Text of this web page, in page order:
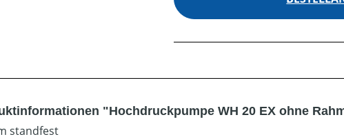
"Hochdruckpumpe WH 20 EX ohne
standfest